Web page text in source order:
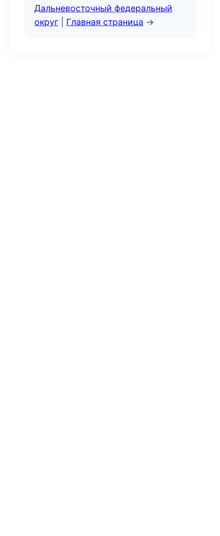
Дальневосточный федеральный
округ
Главная страница →